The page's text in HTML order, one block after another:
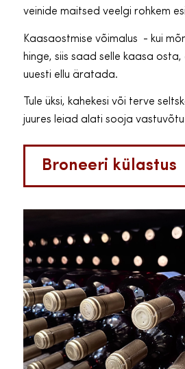
veinide maitsed veelgi rohkem
Kaasaostmise võimalus - kui
hinge, siis saad selle kaasa
uuesti ellu äratada.
Tule üksi, kahekesi või terve
juures leiad alati sooja
Broneeri külastus